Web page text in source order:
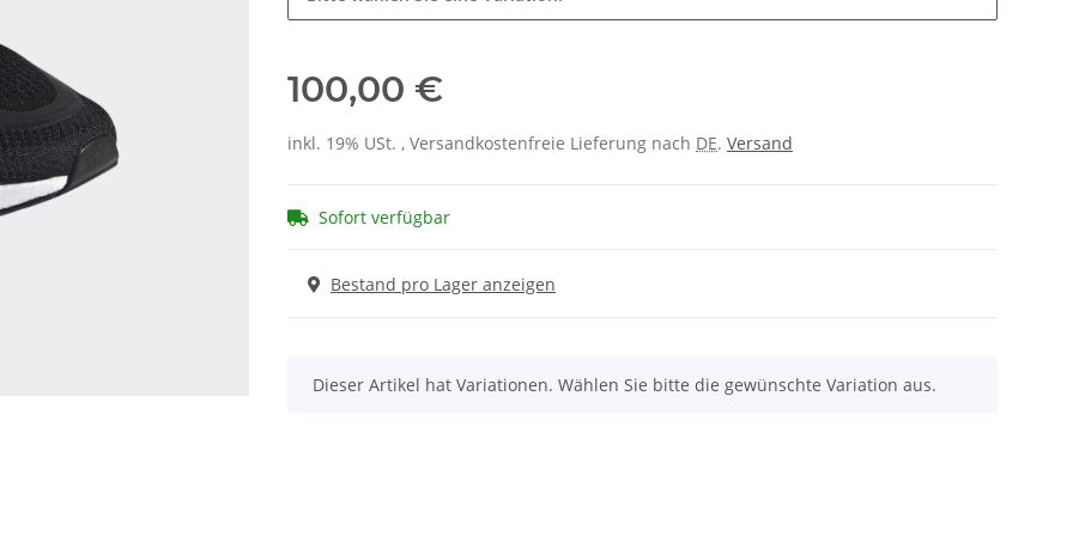
100,00 €
inkl. 19% USt. , Versandkostenfreie Lieferung nach DE. Versand
Sofort verfügbar
Bestand pro Lager anzeigen
x
Dieser Artikel hat Variationen. Wählen Sie bitte die gewünschte Variation aus.